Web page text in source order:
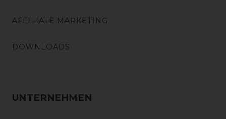
AFFILIATE MARKETING
DOWNLOADS
UNTERNEHMEN